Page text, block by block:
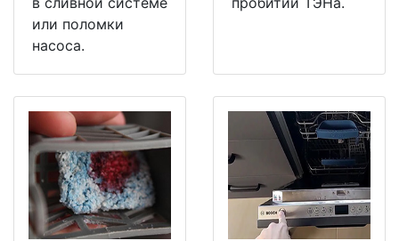
или поломки
насоса.